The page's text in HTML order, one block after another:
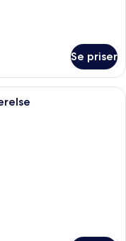
Se priser
hotelværelse med en